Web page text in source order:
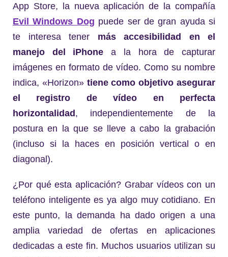
App Store, la nueva aplicación de la compañía
Evil Windows Dog puede ser de gran ayuda si
te interesa tener más accesibilidad en el
manejo del iPhone a la hora de capturar
imágenes en formato de vídeo. Como su nombre
indica, «Horizon» tiene como objetivo asegurar
el registro de vídeo en perfecta
horizontalidad, independientemente de la
postura en la que se lleve a cabo la grabación
(incluso si la haces en posición vertical o en
diagonal).
¿Por qué esta aplicación? Grabar vídeos con un
teléfono inteligente es ya algo muy cotidiano. En
este punto, la demanda ha dado origen a una
amplia variedad de ofertas en aplicaciones
dedicadas a este fin. Muchos usuarios utilizan su